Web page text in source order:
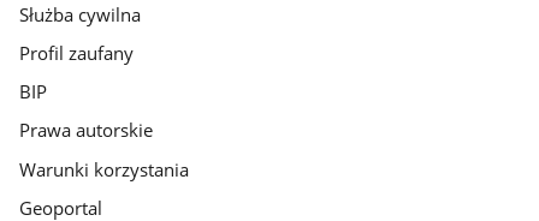
Służba cywilna
Profil zaufany
BIP
Prawa autorskie
Warunki korzystania
Geoportal